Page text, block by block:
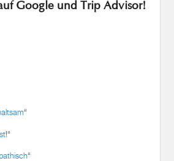
Google und Trip Advisor!
“
!“
“